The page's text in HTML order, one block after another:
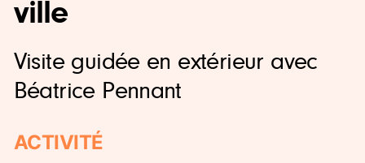
ville
Visite guidée en extérieur avec
Béatrice Pennant
ACTIVITÉ